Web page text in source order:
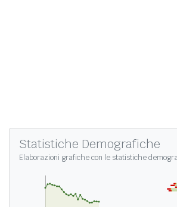
Statistiche Demografiche
Elaborazioni grafiche con le statistiche